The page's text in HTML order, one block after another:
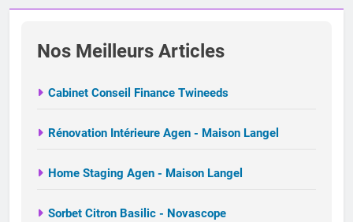
Nos Meilleurs Articles
Cabinet Conseil Finance Twineeds
Rénovation Intérieure Agen - Maison Langel
Home Staging Agen - Maison Langel
Sorbet Citron Basilic - Novascope